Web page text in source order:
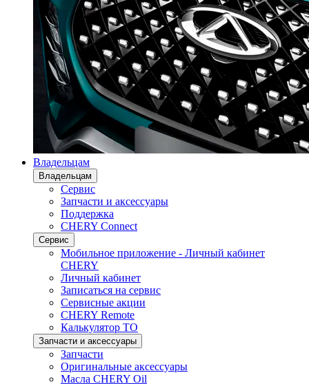
Владельцам
Владельцам
Сервис
Запчасти и аксессуары
Поддержка
CHERY Connect
Сервис
Мобильное приложение - Личный кабинет
CHERY
Личный кабинет
Записаться на сервис
Сервисные акции
CHERY Remote
Калькулятор ТО
Запчасти и аксессуары
Запчасти
Оригинальные аксессуары
Масла CHERY Oil